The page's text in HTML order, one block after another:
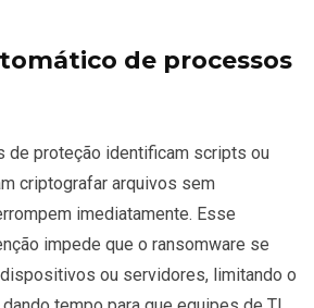
de processos
de proteção identificam scripts ou
criptografar arquivos sem
imediatamente. Esse
impede que o ransomware se
ou servidores, limitando o